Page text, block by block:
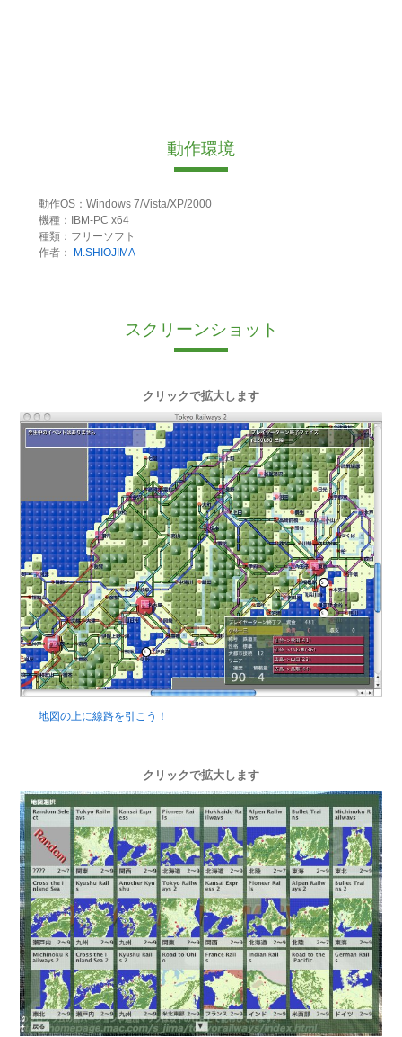
動作環境
動作OS：Windows 7/Vista/XP/2000
機種：IBM-PC x64
種類：フリーソフト
作者：
M.SHIOJIMA
スクリーンショット
クリックで拡大します
地図の上に線路を引こう！
クリックで拡大します